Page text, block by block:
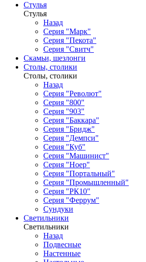
Стулья
Стулья
Назад
Серия "Марк"
Серия "Пекота"
Серия "Свитч"
Скамьи, шезлонги
Столы, столики
Столы, столики
Назад
Серия "Револют"
Серия "800"
Серия "903"
Серия "Баккара"
Серия "Бридж"
Серия "Демпси"
Серия "Куб"
Серия "Машинист"
Серия "Ноер"
Серия "Портальный"
Серия "Промышленный"
Серия "РК10"
Серия "Феррум"
Сундуки
Светильники
Светильники
Назад
Подвесные
Настенные